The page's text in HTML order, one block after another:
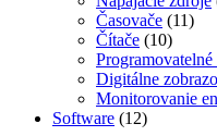
Časovače (11)
Čítače (10)
Programovatelné
Digitálne
Monitorovanie
Software (12)